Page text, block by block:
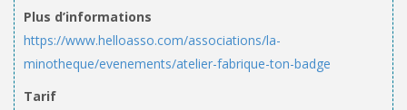
Plus d’informations
https://www.helloasso.com/associations/la-
minotheque/evenements/atelier-fabrique-ton-badge
Tarif